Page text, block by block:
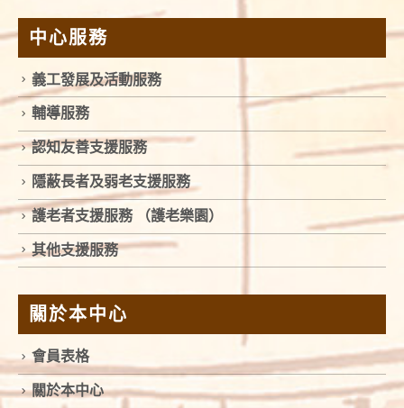
中心服務
義工發展及活動服務
輔導服務
認知友善支援服務
隱蔽長者及弱老支援服務
護老者支援服務 （護老樂園）
其他支援服務
關於本中心
會員表格
關於本中心